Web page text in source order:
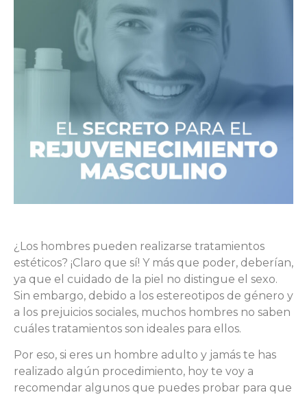
¿Los hombres pueden realizarse tratamientos
estéticos? ¡Claro que sí! Y más que poder, deberían,
ya que el cuidado de la piel no distingue el sexo.
Sin embargo, debido a los estereotipos de género y
a los prejuicios sociales, muchos hombres no saben
cuáles tratamientos son ideales para ellos.
Por eso, si eres un hombre adulto y jamás te has
realizado algún procedimiento, hoy te voy a
recomendar algunos que puedes probar para que